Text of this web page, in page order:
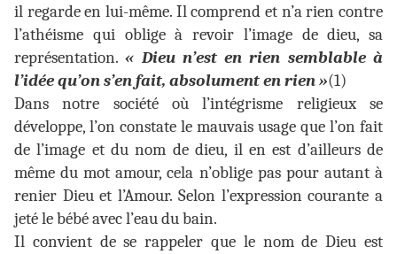
il regarde en lui-même. Il comprend et n’a rien contre
l’athéisme qui oblige à revoir l’image de dieu, sa
représentation.« Dieu n’est en rien semblable à
l’idée qu’on s’en fait, absolument en rien »(1)
Dans notre société où l’intégrisme religieux se
développe, l’on constate le mauvais usage que l’on fait
de l’image et du nom de dieu, il en est d’ailleurs de
même du mot amour, cela n’oblige pas pour autant à
renier Dieu et l’Amour. Selon l’expression courante a
jeté le bébé avec l’eau du bain.
Il convient de se rappeler que le nom de Dieu est